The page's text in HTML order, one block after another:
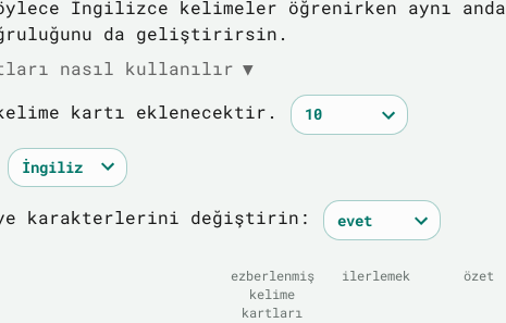
İngilizce kelimeler öğrenirken aynı anda
da geliştirirsin.
nasıl kullanılır ▼
kartı eklenecektir.
karakterlerini değiştirin:
ezberlenmiş
kelime
kartları
ilerlemek özet